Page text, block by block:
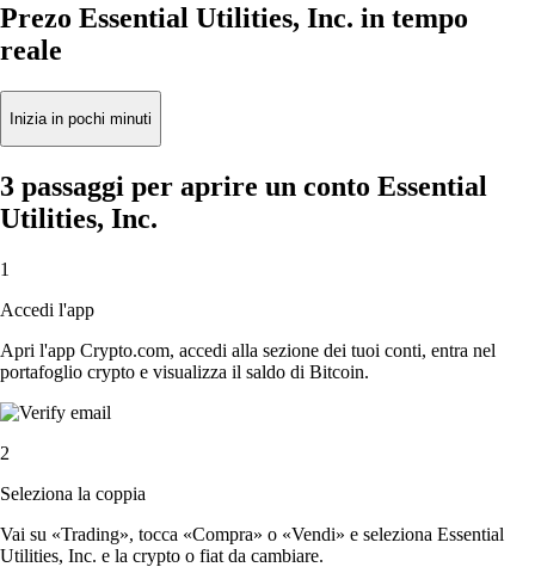
Prezo Essential Utilities, Inc. in tempo
reale
Inizia in pochi minuti
3 passaggi per aprire un conto Essential
Utilities, Inc.
1
Accedi l'app
Apri l'app Crypto.com, accedi alla sezione dei tuoi conti, entra nel
portafoglio crypto e visualizza il saldo di Bitcoin.
2
Seleziona la coppia
Vai su «Trading», tocca «Compra» o «Vendi» e seleziona Essential
Utilities, Inc. e la crypto o fiat da cambiare.